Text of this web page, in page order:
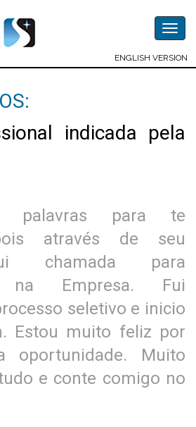
ENGLISH VERSION
indicada pela
palavras para te
através de seu
chamada para
na Empresa. Fui
seletivo e inicio
Estou muito feliz por
oportunidade. Muito
e conte comigo no